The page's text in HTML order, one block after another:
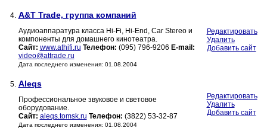
4. A&T Trade, группа компаний
Аудиоаппаратура класса Hi-Fi, Hi-End, Car Stereo и
компоненты для домашнего кинотеатра.
Сайт: www.athifi.ru Телефон: (095) 796-9206 E-mail:
video@attrade.ru
Дата последнего изменения: 01.08.2004
Редактировать
Удалить
Добавить сайт
5. Aleqs
Профессиональное звуковое и световое
оборудование.
Сайт: aleqs.tomsk.ru Телефон: (3822) 53-32-87
Дата последнего изменения: 01.08.2004
Редактировать
Удалить
Добавить сайт